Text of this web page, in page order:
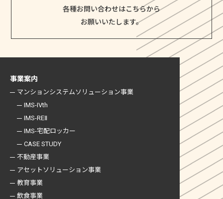
各種お問い合わせはこちらから
お願いいたします。
事業案内
マンションシステムソリューション事業
IMS-IVth
IMS-REⅡ
IMS-宅配ロッカー
CASE STUDY
不動産事業
アセットソリューション事業
教育事業
飲食事業